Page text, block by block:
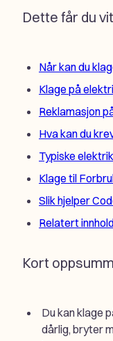
Dette får du
Når kan du
Klage på
Reklamasjon
Hva kan du
Typiske
Klage til
Slik hjelper
Relatert
Kort
Du kan klage
dårlig, bryter